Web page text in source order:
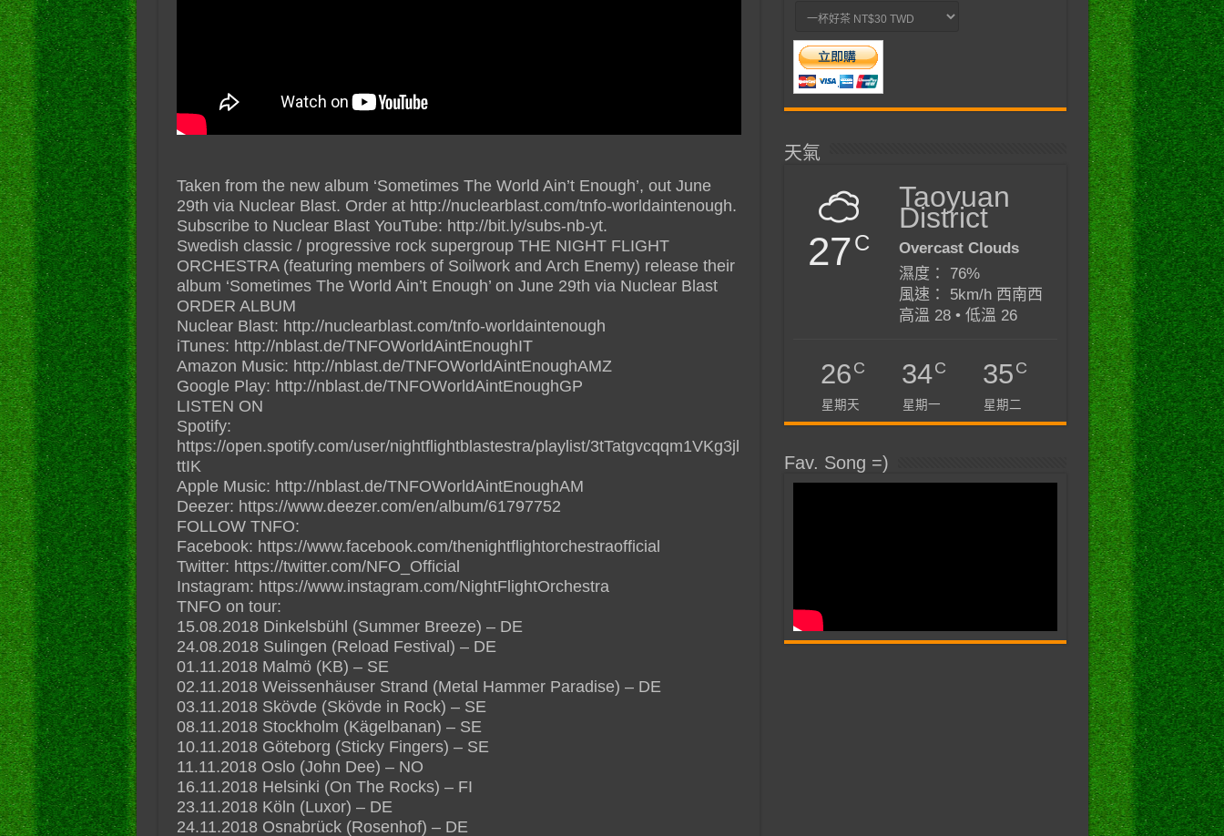
Taken from the new album ‘Sometimes The World Ain’t Enough’, out June
29th via Nuclear Blast. Order at http://nuclearblast.com/tnfo-worldaintenough.
Subscribe to Nuclear Blast YouTube: http://bit.ly/subs-nb-yt.
Swedish classic / progressive rock supergroup THE NIGHT FLIGHT
ORCHESTRA (featuring members of Soilwork and Arch Enemy) release their
album ‘Sometimes The World Ain’t Enough’ on June 29th via Nuclear Blast
ORDER ALBUM
Nuclear Blast: http://nuclearblast.com/tnfo-worldaintenough
iTunes: http://nblast.de/TNFOWorldAintEnoughIT
Amazon Music: http://nblast.de/TNFOWorldAintEnoughAMZ
Google Play: http://nblast.de/TNFOWorldAintEnoughGP
LISTEN ON
Spotify:
https://open.spotify.com/user/nightflightblastestra/playlist/3tTatgvcqqm1VKg3jl
ttIK
Apple Music: http://nblast.de/TNFOWorldAintEnoughAM
Deezer: https://www.deezer.com/en/album/61797752
FOLLOW TNFO:
Facebook: https://www.facebook.com/thenightflightorchestraofficial
Twitter: https://twitter.com/NFO_Official
Instagram: https://www.instagram.com/NightFlightOrchestra
TNFO on tour:
15.08.2018 Dinkelsbühl (Summer Breeze) – DE
24.08.2018 Sulingen (Reload Festival) – DE
01.11.2018 Malmö (KB) – SE
02.11.2018 Weissenhäuser Strand (Metal Hammer Paradise) – DE
03.11.2018 Skövde (Skövde in Rock) – SE
08.11.2018 Stockholm (Kägelbanan) – SE
10.11.2018 Göteborg (Sticky Fingers) – SE
11.11.2018 Oslo (John Dee) – NO
16.11.2018 Helsinki (On The Rocks) – FI
23.11.2018 Köln (Luxor) – DE
24.11.2018 Osnabrück (Rosenhof) – DE
天氣
27C
Taoyuan
District
Overcast Clouds
濕度： 76%
風速： 5km/h 西南西
高溫 28 • 低溫 26
26C
星期天
34C
星期一
35C
星期二
Fav. Song =)